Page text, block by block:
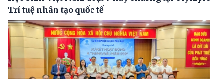
Trí tuệ nhân tạo quốc tế